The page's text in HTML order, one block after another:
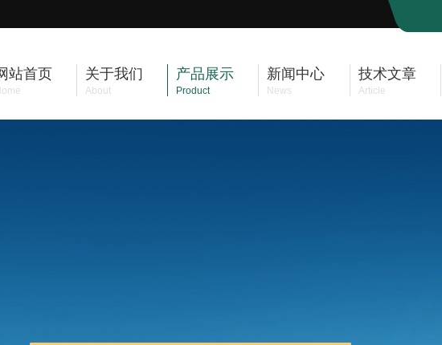
站首页 关于我们
About
产品展示
Product
新闻中心
News
技术文章
Article